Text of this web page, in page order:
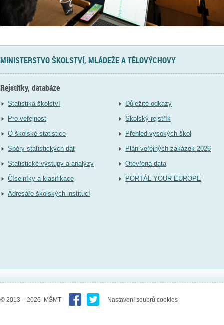
MINISTERSTVO ŠKOLSTVÍ, MLÁDEŽE A TĚLOVÝCHOVY
Rejstříky, databáze
Statistika školství
Pro veřejnost
O školské statistice
Sběry statistických dat
Statistické výstupy a analýzy
Číselníky a klasifikace
Adresáře školských institucí
Důležité odkazy
Školský rejstřík
Přehled vysokých škol
Plán veřejných zakázek 2026
Otevřená data
PORTÁL YOUR EUROPE
© 2013 – 2026 MŠMT Nastavení soubrů cookies